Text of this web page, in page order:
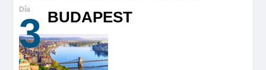
3 BUDAPEST